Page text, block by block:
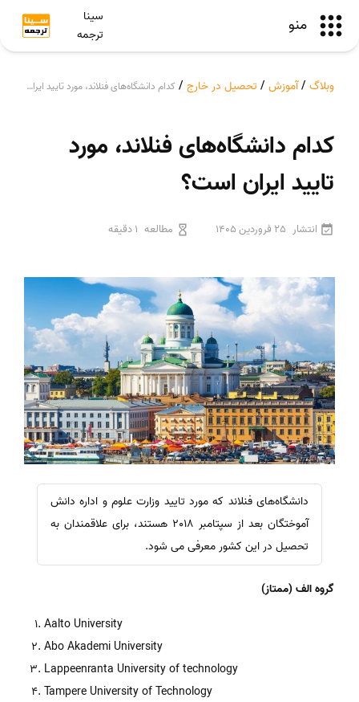
منو
سینا
ترجمه
وبلاگ /آموزش / تحصیل در خارج / کدام دانشگاه‌های فنلاند، مورد تایید ایران است؟
کدام دانشگاه‌های فنلاند، مورد
تایید ایران است؟
انتشار 25 فروردین 1405 مطالعه 1 دقیقه
دانشگاه‌های فنلاند که مورد تایید وزارت علوم و اداره دانش
آموختگان بعد از سپتامبر 2018 هستند، برای علاقمندان به
تحصیل در این کشور معرفی می شود.
گروه الف(ممتاز)
Aalto University
Abo Akademi University
Lappeenranta University of technology
Tampere University of Technology